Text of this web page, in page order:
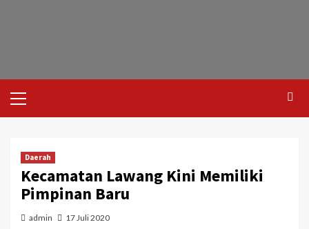
Daerah
Kecamatan Lawang Kini Memiliki
Pimpinan Baru
admin 17 Juli 2020